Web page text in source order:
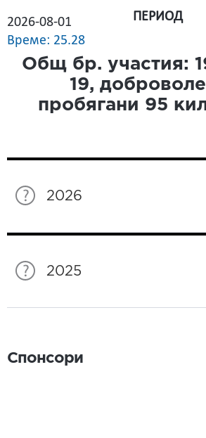
2026-08-01
Време: 25.28
ПЕРИОД
Общ бр. участия:
19,
пробягани 95
2026
2025
Спонсори